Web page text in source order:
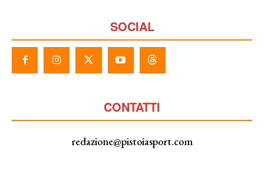
SOCIAL
CONTATTI
redazione@pistoiasport.com